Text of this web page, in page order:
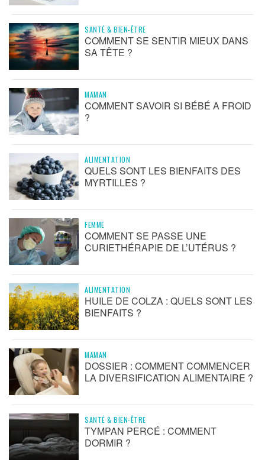
SANTÉ & BIEN-ÊTRE
COMMENT SE SENTIR MIEUX DANS
SA TÊTE ?
MAMAN
COMMENT SAVOIR SI BÉBÉ A FROID
?
ALIMENTATION
QUELS SONT LES BIENFAITS DES
MYRTILLES ?
FEMME
COMMENT SE PASSE UNE
CURIETHÉRAPIE DE L’UTÉRUS ?
ALIMENTATION
HUILE DE COLZA : QUELS SONT LES
BIENFAITS ?
MAMAN
DOSSIER : COMMENT COMMENCER
LA DIVERSIFICATION ALIMENTAIRE ?
SANTÉ & BIEN-ÊTRE
TYMPAN PERCÉ : COMMENT
DORMIR ?